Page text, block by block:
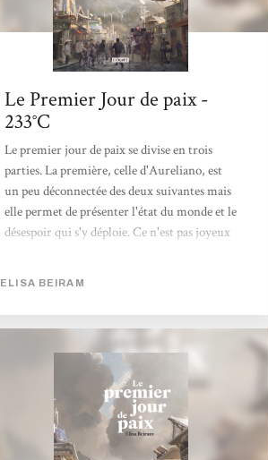
Le Premier Jour de paix -
233°C
Le premier jour de paix se divise en trois
parties. La première, celle d'Aureliano, est
un peu déconnectée des deux suivantes mais
elle permet de présenter l'état du monde et le
désespoir qui s'y déploie. Ce n'est pas joyeux
l'espoir, prenant le point de vue d'émissaires
de la paix oeuvrant à trouver des solutions.
Et la solution finale, c'est la paix. Le premier
jour de paix est un ouvrage qui a à la fois des
airs d'apocalypse et de feel-good. Le parallèle
avec Becky Chambers est...
ELISA BEIRAM